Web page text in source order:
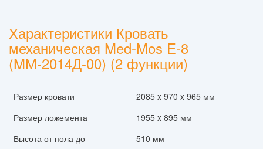
Характеристики Кровать
механическая Med-Mos E-8
(MМ-2014Д-00) (2 функции)
Размер кровати
2085 x 970 x 965 мм
Размер ложемента
1955 x 895 мм
Высота от пола до
510 мм